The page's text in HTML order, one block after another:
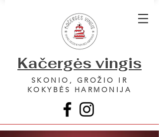
Kačergės vingis
SKONIO, GROŽIO IR
KOKYBĖS HARMONIJA